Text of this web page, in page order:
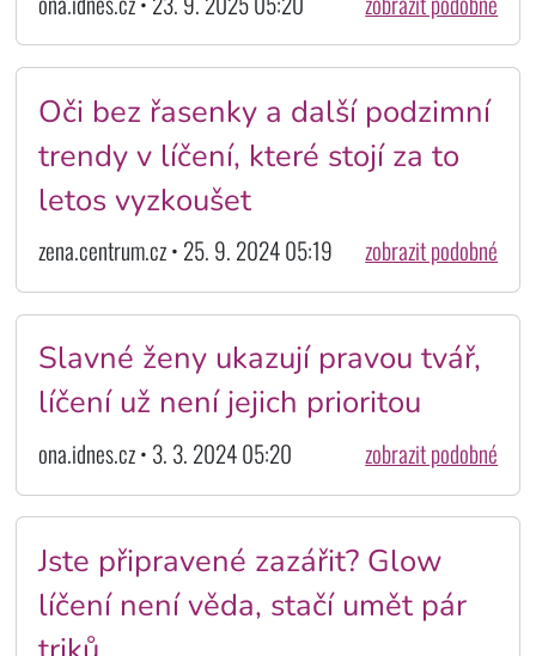
Oči bez řasenky a další podzimní
trendy v líčení, které stojí za to
letos vyzkoušet
zena.centrum.cz • 25. 9. 2024 05:19 zobrazit podobné
Slavné ženy ukazují pravou tvář,
líčení už není jejich prioritou
ona.idnes.cz • 3. 3. 2024 05:20 zobrazit podobné
Jste připravené zazářit? Glow
líčení není věda, stačí umět pár